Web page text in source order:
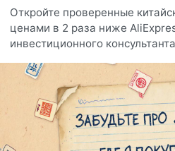
Откройте проверенные
ценами в 2 раза ниже
инвестиционного